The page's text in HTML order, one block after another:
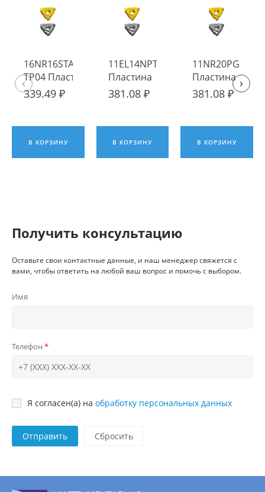
16NR16STACME
TP04 Пластина
твердосплавная
339.49 ₽
В КОРЗИНУ
11EL14NPT TP04
Пластина
твердосплавная
381.08 ₽
В КОРЗИНУ
11NR20PG TP04
Пластина
381.08 ₽
В КОРЗИНУ
‹ ›
Получить консультацию
Оставьте свои контактные данные, и наш менеджер свяжется с
вами, чтобы ответить на любой ваш вопрос и помочь с выбором.
Имя
Телефон
Я согласен(а) на обработку персональных данных
Отправить